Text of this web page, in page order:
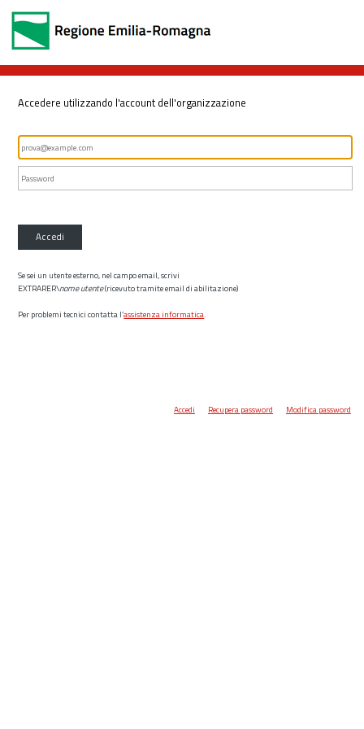
Accedere utilizzando l'account dell'organizzazione
Accedi
Se sei un utente esterno, nel campo email, scrivi
EXTRARER\nome utente(ricevuto tramite email di abilitazione)
Per problemi tecnici contatta l’assistenza informatica.
Accedi Recupera password Modifica password